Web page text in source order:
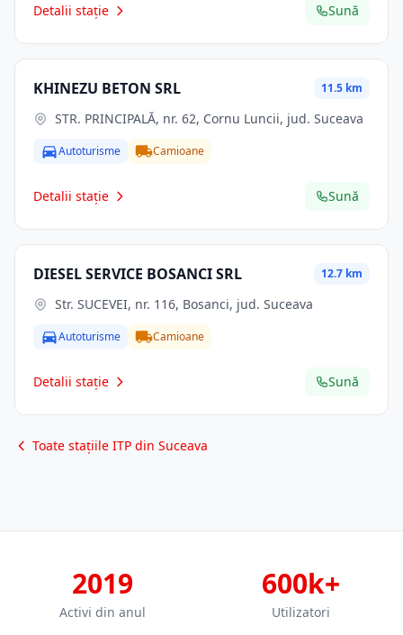
Detalii stație Sună
KHINEZU BETON SRL 11.5 km
STR. PRINCIPALĂ, nr. 62, Cornu Luncii, jud. Suceava
Autoturisme Camioane
Detalii stație Sună
DIESEL SERVICE BOSANCI SRL 12.7 km
Str. SUCEVEI, nr. 116, Bosanci, jud. Suceava
Autoturisme Camioane
Detalii stație Sună
Toate stațiile ITP din Suceava
2019
Activi din anul
600k+
Utilizatori